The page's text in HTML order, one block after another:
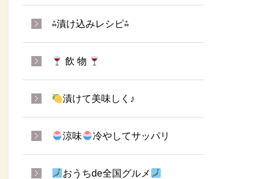
⁂漬け込みレシピ⁂
飲 物
漬けて美味しく♪
涼味 冷やしてサッパリ
おうちde全国グルメ